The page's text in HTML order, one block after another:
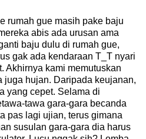
rumah gue masih pake baju
abis ada urusan ama
baju dulu di rumah gue,
gak ada kendaraan T_T nyari
Akhirnya kami memutuskan
juga hujan. Daripada keujanan,
yang cepet. Selama di
tawa gara-gara becanda
pas lagi ujian, terus gimana
susulan gara-gara dia harus